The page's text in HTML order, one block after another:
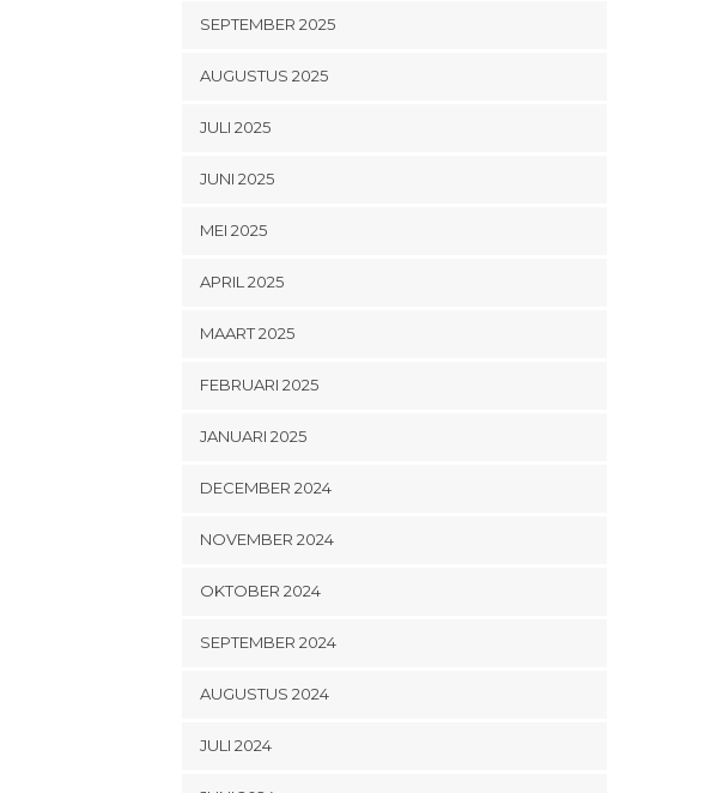
SEPTEMBER 2025
AUGUSTUS 2025
JULI 2025
JUNI 2025
MEI 2025
APRIL 2025
MAART 2025
FEBRUARI 2025
JANUARI 2025
DECEMBER 2024
NOVEMBER 2024
OKTOBER 2024
SEPTEMBER 2024
AUGUSTUS 2024
JULI 2024